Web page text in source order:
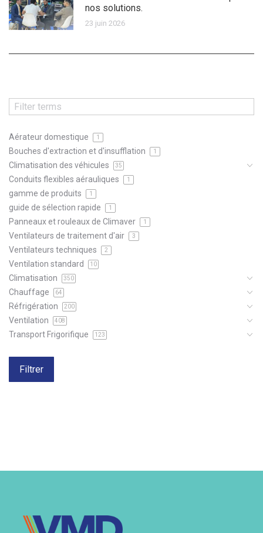
nos solutions.
23 juin 2026
Aérateur domestique 1
Bouches d'extraction et d'insufflation 1
Climatisation des véhicules 35
Conduits flexibles aérauliques 1
gamme de produits 1
guide de sélection rapide 1
Panneaux et rouleaux de Climaver 1
Ventilateurs de traitement d'air 3
Ventilateurs techniques 2
Ventilation standard 10
Climatisation 350
Chauffage 64
Réfrigération 200
Ventilation 408
Transport Frigorifique 123
Filtrer